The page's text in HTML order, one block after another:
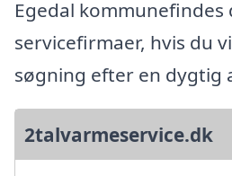
Egedal kommunefindes
servicefirmaer, hvis du
søgning efter en dygtig
2talvarmeservice.dk